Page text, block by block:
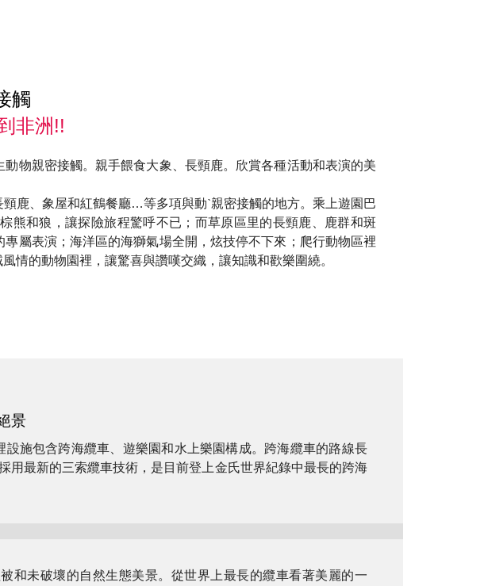
觸
非洲!!
物親密接觸。親手餵食大象、長頸鹿。欣賞各種活動和表演的美
鹿、象屋和紅鶴餐廳…等多項與動ˋ親密接觸的地方。乘上遊園巴
熊和狼，讓探險旅程驚呼不已；而草原區里的長頸鹿、鹿群和斑
屬表演；海洋區的海獅氣場全開，炫技停不下來；爬行動物區裡
情的動物園裡，讓驚喜與讚嘆交織，讓知識和歡樂圍繞。
景
施包含跨海纜車、遊樂園和水上樂園構成。跨海纜車的路線長
用最新的三索纜車技術，是目前登上金氏世界紀錄中最長的跨海
和未破壞的自然生態美景。從世界上最長的纜車看著美麗的一